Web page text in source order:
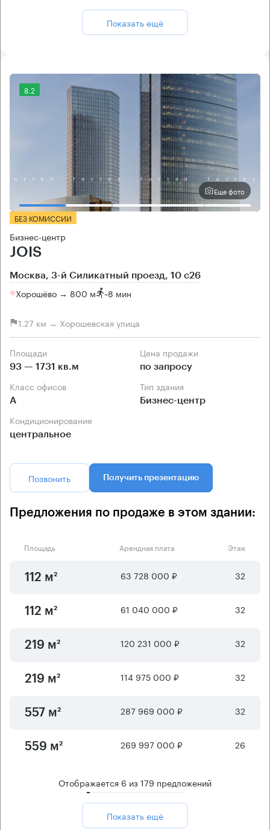
Показать ещё
8.2
Еще фото
БЕЗ КОМИССИИ
Бизнес-центр
JOIS
Москва, 3-й Силикатный проезд, 10 с26
Хорошёво → 800 м ~8 мин
1.27 км → Хорошевская улица
Площади
93 — 1731 кв.м
Цена продажи
по запросу
Класс офисов
А
Тип здания
Бизнес-центр
Кондиционирование
центральное
Позвонить Получить презентацию
Предложения по продаже в этом здании:
Площадь Арендная плата Этаж
112 м² 63 728 000 ₽ 32
112 м² 61 040 000 ₽ 32
219 м² 120 231 000 ₽ 32
219 м² 114 975 000 ₽ 32
557 м² 287 969 000 ₽ 32
559 м² 269 997 000 ₽ 26
Отображается 6 из179 предложений
Показать ещё